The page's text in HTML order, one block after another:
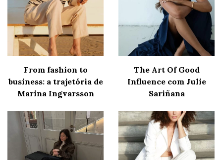
From fashion to
business: a trajetória de
Marina Ingvarsson
The Art Of Good
Influence com Julie
Sariñana